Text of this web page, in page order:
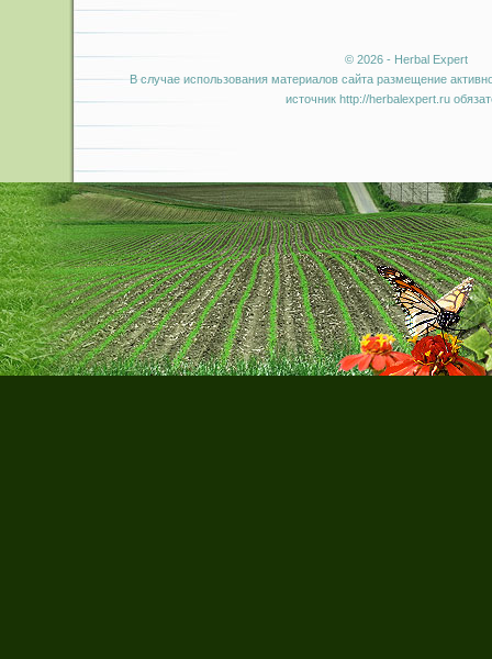
© 2026 - Herbal Expert
В случае использования материалов сайта размещение
источник http://herbalexpert.ru